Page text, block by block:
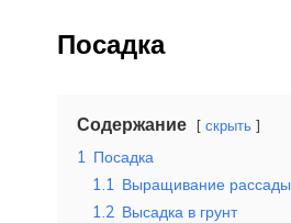
Посадка
Содержание скрыть
1 Посадка
1.1 Выращивание рассады
1.2 Высадка в грунт